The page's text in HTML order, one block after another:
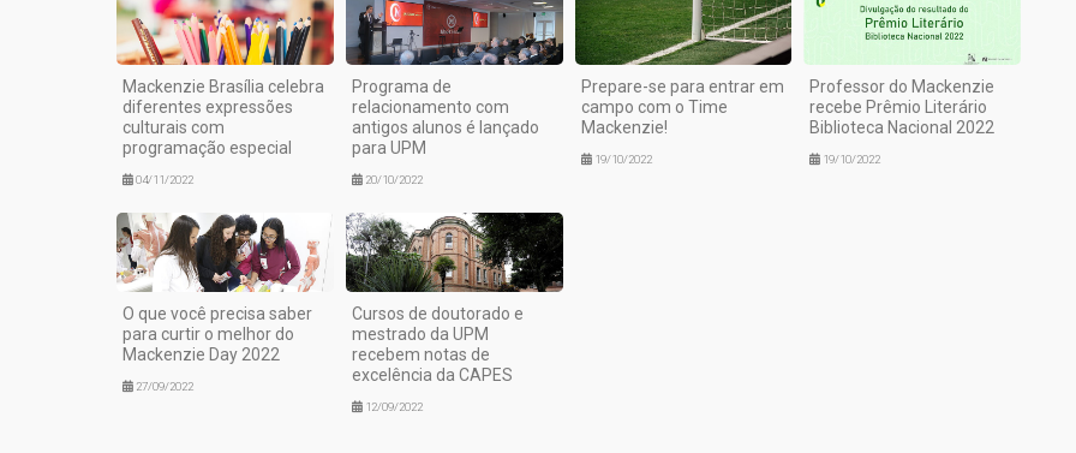
Mackenzie Brasília celebra
diferentes expressões
culturais com
programação especial
04/11/2022
Programa de
relacionamento com
antigos alunos é lançado
para UPM
20/10/2022
Prepare-se para entrar em
campo com o Time
Mackenzie!
19/10/2022
Professor do Mackenzie
recebe Prêmio Literário
Biblioteca Nacional 2022
19/10/2022
O que você precisa saber
para curtir o melhor do
Mackenzie Day 2022
27/09/2022
Cursos de doutorado e
mestrado da UPM
recebem notas de
excelência da CAPES
12/09/2022